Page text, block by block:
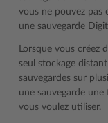
vous ne pouvez pas
une sauvegarde
Lorsque vous créez
seul stockage
sauvegardes sur
une sauvegarde
vous voulez utiliser.